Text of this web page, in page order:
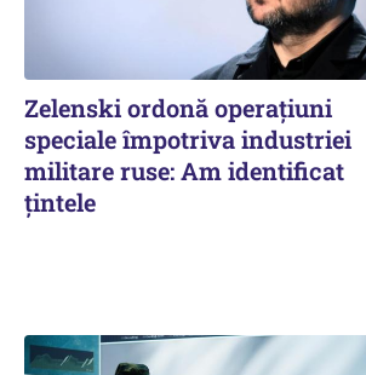
Zelenski ordonă operațiuni
speciale împotriva industriei
militare ruse: Am identificat
țintele